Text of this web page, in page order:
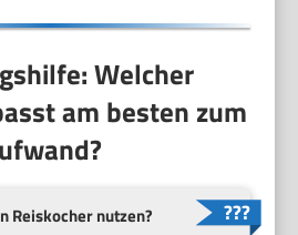
Welcher
am besten zum
Reiskocher nutzen?